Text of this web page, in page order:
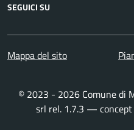
SEGUICI SU
Mappa del sito
© 2023 - 2026 Comune di
srl rel. 1.7.3 — concept